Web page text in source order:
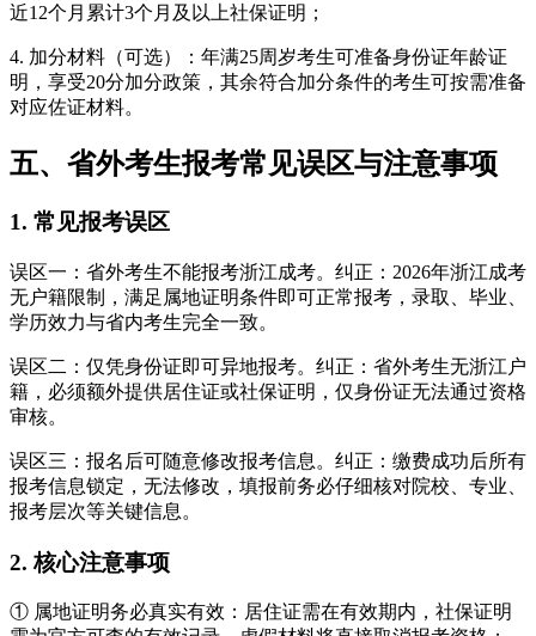
近12个月累计3个月及以上社保证明；
4. 加分材料（可选）：年满25周岁考生可准备身份证年龄证
明，享受20分加分政策，其余符合加分条件的考生可按需准备
对应佐证材料。
五、省外考生报考常见误区与注意事项
1. 常见报考误区
误区一：省外考生不能报考浙江成考。纠正：2026年浙江成考
无户籍限制，满足属地证明条件即可正常报考，录取、毕业、
学历效力与省内考生完全一致。
误区二：仅凭身份证即可异地报考。纠正：省外考生无浙江户
籍，必须额外提供居住证或社保证明，仅身份证无法通过资格
审核。
误区三：报名后可随意修改报考信息。纠正：缴费成功后所有
报考信息锁定，无法修改，填报前务必仔细核对院校、专业、
报考层次等关键信息。
2. 核心注意事项
① 属地证明务必真实有效：居住证需在有效期内，社保证明